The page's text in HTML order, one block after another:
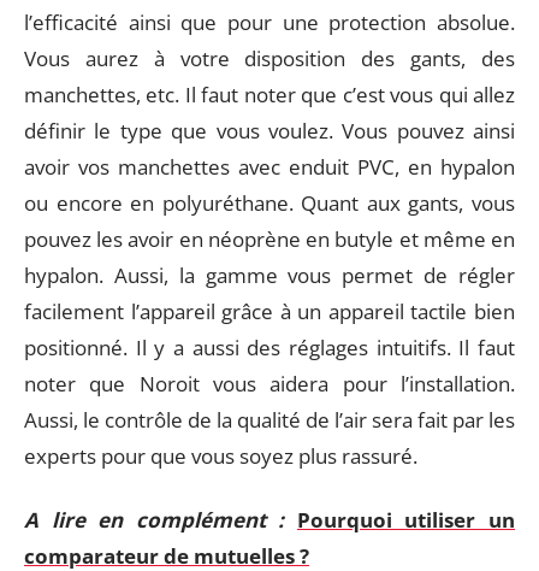
l’efficacité ainsi que pour une protection absolue.
Vous aurez à votre disposition des gants, des
manchettes, etc. Il faut noter que c’est vous qui allez
définir le type que vous voulez. Vous pouvez ainsi
avoir vos manchettes avec enduit PVC, en hypalon
ou encore en polyuréthane. Quant aux gants, vous
pouvez les avoir en néoprène en butyle et même en
hypalon. Aussi, la gamme vous permet de régler
facilement l’appareil grâce à un appareil tactile bien
positionné. Il y a aussi des réglages intuitifs. Il faut
noter que Noroit vous aidera pour l’installation.
Aussi, le contrôle de la qualité de l’air sera fait par les
experts pour que vous soyez plus rassuré.
A lire en complément : Pourquoi utiliser un
comparateur de mutuelles ?